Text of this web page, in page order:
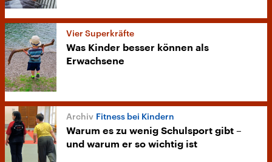
Vier Superkräfte
Was Kinder besser können als
Erwachsene
Fitness bei Kindern
Warum es zu wenig Schulsport gibt –
und warum er so wichtig ist